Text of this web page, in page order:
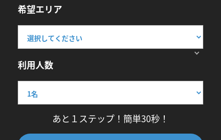
希望エリア
利用人数
あと１ステップ！簡単30秒！